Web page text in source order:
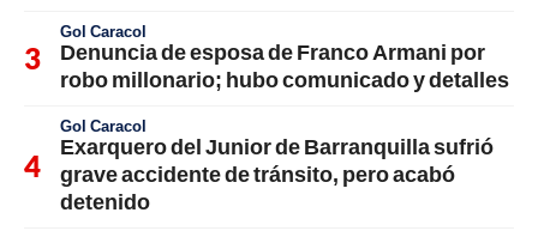
Gol Caracol
Denuncia de esposa de Franco Armani por
robo millonario; hubo comunicado y detalles
Gol Caracol
Exarquero del Junior de Barranquilla sufrió
grave accidente de tránsito, pero acabó
detenido